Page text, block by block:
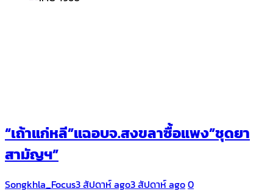
“เถ้าแก่หลี”แฉอบจ.สงขลาซื้อแพง”ชุดยา
สามัญฯ”
Songkhla_Focus3 สัปดาห์ ago3 สัปดาห์ ago0